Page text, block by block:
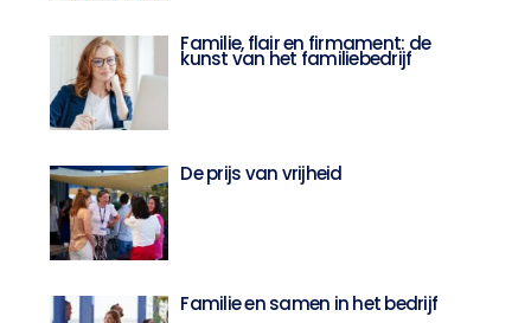
Familie, flair en firmament: de
kunst van het familiebedrijf
De prijs van vrijheid
Familie en samen in het bedrijf